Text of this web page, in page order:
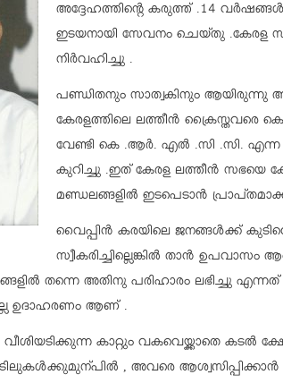
അദ്ദേഹത്തിന്റെ കരുത്ത്‌ .14
ഇടയനായി സേവനം ചെയ്തു .കേരള
നിർവഹിച്ചു .
പണ്ഡിതനും സാത്വകിനും ആയിരുന്നു
കേരളത്തിലെ ലത്തീൻ ക്രൈസ്തവരെ
വേണ്ടി കെ .ആർ. എൽ .സി .സി.
കുറിച്ചു .ഇത് കേരള ലത്തീൻ സഭയെ
മണ്ഡലങ്ങളിൽ ഇടപെടാൻ
വൈപ്പിൻ കരയിലെ ജനങ്ങൾക്ക്
സ്വീകരിച്ചില്ലെങ്കിൽ താൻ ഉപവാസം
തന്നെ അതിനു പരിഹാരം ലഭിച്ചു എന്നത്
ഉദാഹരണം ആണ് .
കാറ്റും വകവെയ്ക്കാതെ കടൽ
, അവരെ ആശ്വസിപ്പിക്കാൻ